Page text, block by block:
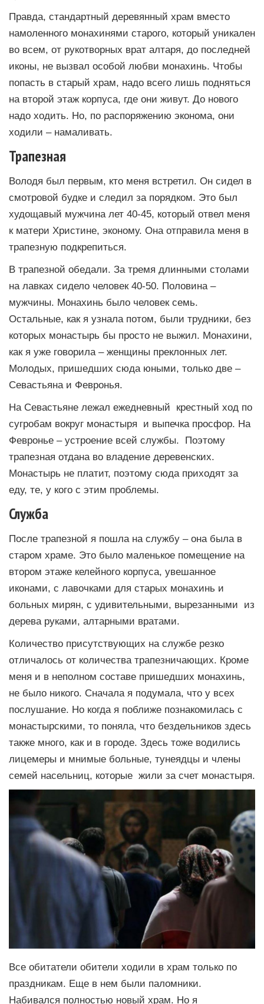
Правда, стандартный деревянный храм вместо
намоленного монахинями старого, который уникален
во всем, от рукотворных врат алтаря, до последней
иконы, не вызвал особой любви монахинь. Чтобы
попасть в старый храм, надо всего лишь подняться
на второй этаж корпуса, где они живут. До нового
надо ходить. Но, по распоряжению эконома, они
ходили – намаливать.
Трапезная
Володя был первым, кто меня встретил. Он сидел в
смотровой будке и следил за порядком. Это был
худощавый мужчина лет 40-45, который отвел меня
к матери Христине, эконому. Она отправила меня в
трапезную подкрепиться.
В трапезной обедали. За тремя длинными столами
на лавках сидело человек 40-50. Половина –
мужчины. Монахинь было человек семь.
Остальные, как я узнала потом, были трудники, без
которых монастырь бы просто не выжил. Монахини,
как я уже говорила – женщины преклонных лет.
Молодых, пришедших сюда юными, только две –
Севастьяна и Февронья.
На Севастьяне лежал ежедневный крестный ход по
сугробам вокруг монастыря и выпечка просфор. На
Февронье – устроение всей службы. Поэтому
трапезная отдана во владение деревенских.
Монастырь не платит, поэтому сюда приходят за
еду, те, у кого с этим проблемы.
Служба
После трапезной я пошла на службу – она была в
старом храме. Это было маленькое помещение на
втором этаже келейного корпуса, увешанное
иконами, с лавочками для старых монахинь и
больных мирян, с удивительными, вырезанными из
дерева руками, алтарными вратами.
Количество присутствующих на службе резко
отличалось от количества трапезничающих. Кроме
меня и в неполном составе пришедших монахинь,
не было никого. Сначала я подумала, что у всех
послушание. Но когда я поближе познакомилась с
монастырскими, то поняла, что бездельников здесь
также много, как и в городе. Здесь тоже водились
лицемеры и мнимые больные, тунеядцы и члены
семей насельниц, которые жили за счет монастыря.
Все обитатели обители ходили в храм только по
праздникам. Еще в нем были паломники.
Набивался полностью новый храм. Но я